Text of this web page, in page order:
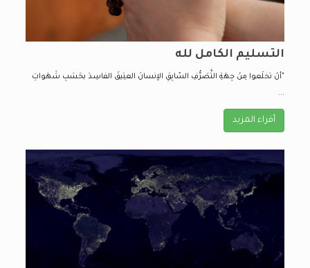
التسليم الكامل لله
"أنْ تخلَعوا مِنْ جِهَةِ التَّصَرُّفِ السّابِقِ الإنسانَ العتِيقَ الفاسِدَ بحَسَبِ شَهَواتِ
...
أقراء المزيد